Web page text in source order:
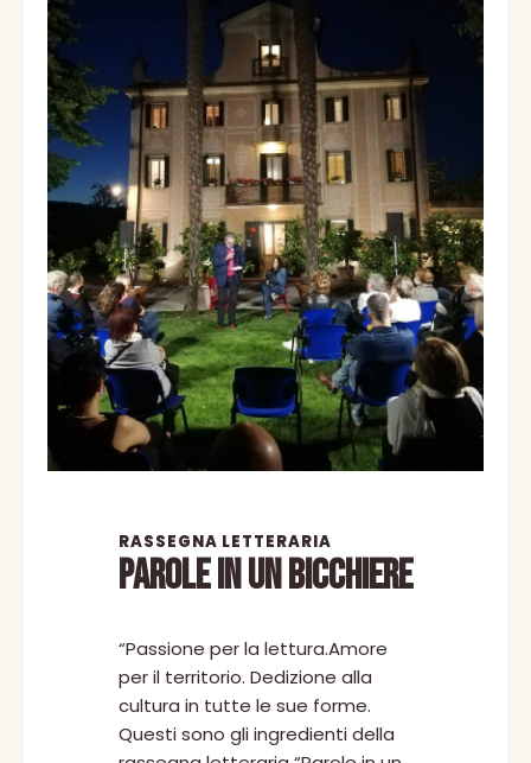
RASSEGNA LETTERARIA
PAROLE IN UN BICCHIERE
“Passione per la lettura.Amore
per il territorio. Dedizione alla
cultura in tutte le sue forme.
Questi sono gli ingredienti della